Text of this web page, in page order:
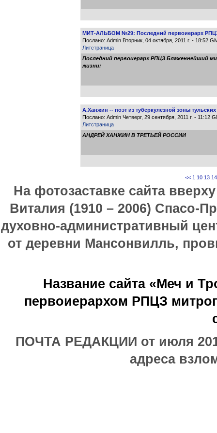
МИТ-АЛЬБОМ №29: Последний первоиерарх
Послано: Admin Вторник, 04 октября, 2011 г. - 18:52
Литстраница
Последний первоиерарх РПЦЗ Блаженнейший
жизни:
А.Ханжин -- поэт из туберкулезной зоны
Послано: Admin Четверг, 29 сентября, 2011 г. - 11:12
Литстраница
АНДРЕЙ ХАНЖИН В ТРЕТЬЕЙ РОССИИ
<< 1 10 13 14
На фотозаставке сайта
Виталия (1910 – 2006) Спасо-
духовно-административный
от деревни Мансонвилль,
Название сайта «Меч и
первоиерархом РПЦЗ
ПОЧТА РЕДАКЦИИ от июля
адреса